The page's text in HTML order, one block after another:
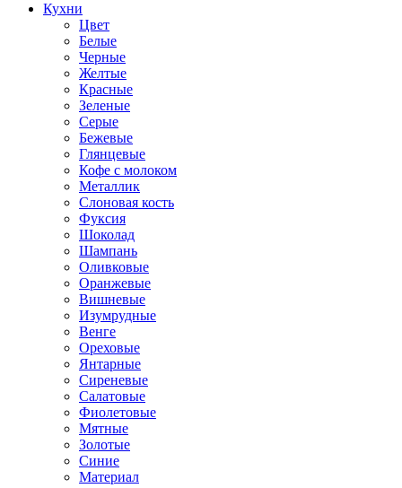
Кухни
Цвет
Белые
Черные
Желтые
Красные
Зеленые
Серые
Бежевые
Глянцевые
Кофе с молоком
Металлик
Слоновая кость
Фуксия
Шоколад
Шампань
Оливковые
Оранжевые
Вишневые
Изумрудные
Венге
Ореховые
Янтарные
Сиреневые
Салатовые
Фиолетовые
Мятные
Золотые
Синие
Материал